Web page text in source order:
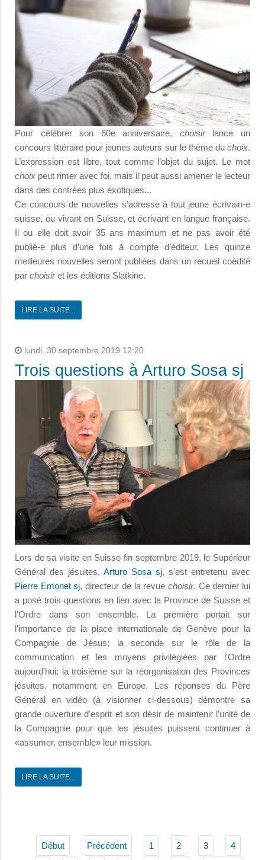
Pour célébrer son 60e anniversaire, choisirlance un
concours littéraire pour jeunes auteurs sur le thème du choix.
L’expression est libre, tout comme l’objet du sujet. Le mot
choix peut rimer avec foi, mais il peut aussi amener le lecteur
dans des contrées plus exotiques...
Ce concours de nouvelles s’adresse à tout jeune écrivain-e
suisse, ou vivant en Suisse, et écrivant en langue française.
Il ou elle doit avoir 35 ans maximum et ne pas avoir été
publié-e plus d’une fois à compte d’éditeur. Les quinze
meilleures nouvelles seront publiées dans un recueil coédité
par choisiret les éditions Slatkine.
LIRE LA SUITE...
lundi, 30 septembre 2019 12:20
Trois questions à Arturo Sosa sj
Lors de sa visite en Suisse fin septembre 2019, le Supérieur
Général des jésuites, Arturo Sosa sj, s'est entretenu avec
Pierre Emonet sj, directeur de la revue choisir. Ce dernier lui
a posé trois questions en lien avec la Province de Suisse et
l'Ordre dans son ensemble. La première portait sur
l'importance de la place internationale de Genève pour la
Compagnie de Jésus; la seconde sur le rôle de la
communication et les moyens privilégiées par l'Ordre
aujourd'hui; la troisième sur la réorganisation des Provinces
jésuites, notamment en Europe. Les réponses du Père
Général en vidéo (à visionner ci-dessous) démontre sa
grande ouverture d'esprit et son désir de maintenir l’unité de
la Compagnie pour que les jésuites puissent continuer à
«assumer, ensemble» leur mission.
LIRE LA SUITE...
Début Précédent 1 2 3 4